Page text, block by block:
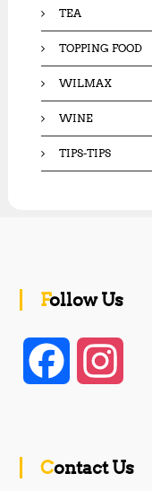
TEA
TOPPING FOOD
WILMAX
WINE
TIPS-TIPS
Follow Us
Contact Us